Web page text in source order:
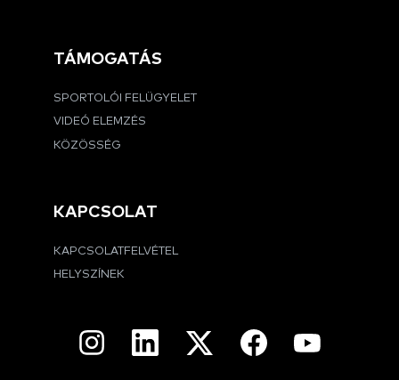
TÁMOGATÁS
SPORTOLÓI FELÜGYELET
VIDEÓ ELEMZÉS
KÖZÖSSÉG
KAPCSOLAT
KAPCSOLATFELVÉTEL
HELYSZÍNEK